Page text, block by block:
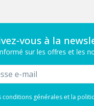
vous à la
sur les offres et les
conditions générales et la